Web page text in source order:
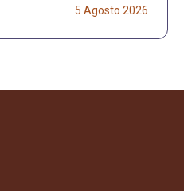
5 Agosto 2026